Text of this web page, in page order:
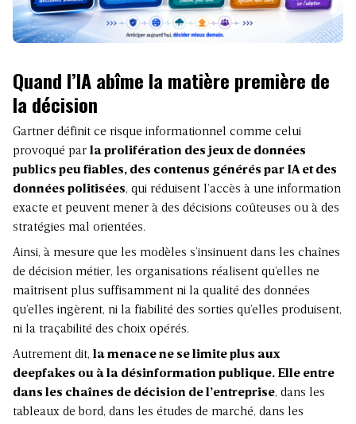
Quand l’IA abîme la matière première de
la décision
Gartner définit ce risque informationnel comme celui
provoqué par la prolifération des jeux de données
publics peu fiables, des contenus générés par IA et des
données politisées, qui réduisent l’accès à une information
exacte et peuvent mener à des décisions coûteuses ou à des
stratégies mal orientées.
Ainsi, à mesure que les modèles s’insinuent dans les chaînes
de décision métier, les organisations réalisent qu’elles ne
maîtrisent plus suffisamment ni la qualité des données
qu’elles ingèrent, ni la fiabilité des sorties qu’elles produisent,
ni la traçabilité des choix opérés.
Autrement dit, la menace ne se limite plus aux
deepfakes ou à la désinformation publique. Elle entre
dans les chaînes de décision de l’entreprise, dans les
tableaux de bord, dans les études de marché, dans les